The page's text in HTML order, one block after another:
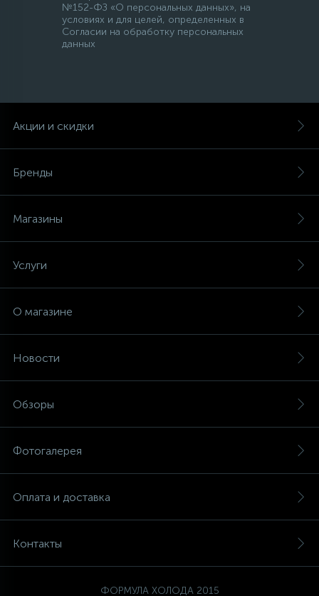
№152-ФЗ «О персональных данных», на
условиях и для целей, определенных в
Согласии на обработку персональных
данных
Акции и скидки
Бренды
Магазины
Услуги
О магазине
Новости
Обзоры
Фотогалерея
Оплата и доставка
Контакты
ФОРМУЛА ХОЛОДА 2015